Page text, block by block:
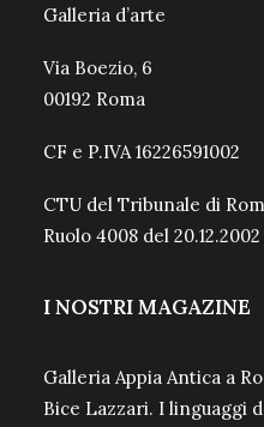
Galleria d’arte
Via Boezio, 6
00192 Roma
CF e P.IVA 16226591002
CTU del Tribunale di
Ruolo 4008 del 20.12.2002
I NOSTRI MAGAZINE
Galleria Appia Antica a
Bice Lazzari. I linguaggi